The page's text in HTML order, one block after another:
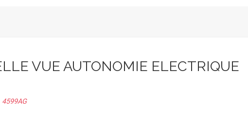
VUE AUTONOMIE ELECTRIQUE
4599AG